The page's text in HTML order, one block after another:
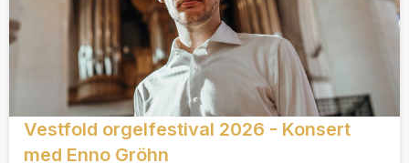
Vestfold orgelfestival 2026 - Konsert
med Enno Gröhn